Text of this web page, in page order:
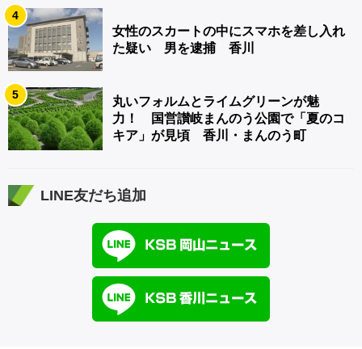
4
女性のスカートの中にスマホを差し入れ
た疑い 男を逮捕 香川
5
丸いフォルムとライムグリーンが魅
力！ 国営讃岐まんのう公園で「夏のコ
キア」が見頃 香川・まんのう町
LINE友だち追加